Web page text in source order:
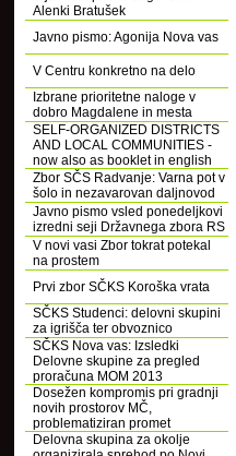
Alenki Bratušek
Javno pismo: Agonija Nova vas
V Centru konkretno na delo
Izbrane prioritetne naloge v
dobro Magdalene in mesta
SELF-ORGANIZED DISTRICTS
AND LOCAL COMMUNITIES -
now also as booklet in english
Zbor SČS Radvanje: Varna pot v
šolo in nezavarovan daljnovod
Javno pismo vsled ponedeljkovi
izredni seji Državnega zbora RS
V novi vasi Zbor tokrat potekal
na prostem
Prvi zbor SČKS Koroška vrata
SČKS Studenci: delovni skupini
za igrišča ter obvoznico
SČKS Nova vas: Izsledki
Delovne skupine za pregled
proračuna MOM 2013
Dosežen kompromis pri gradnji
novih prostorov MČ,
problematiziran promet
Delovna skupina za okolje